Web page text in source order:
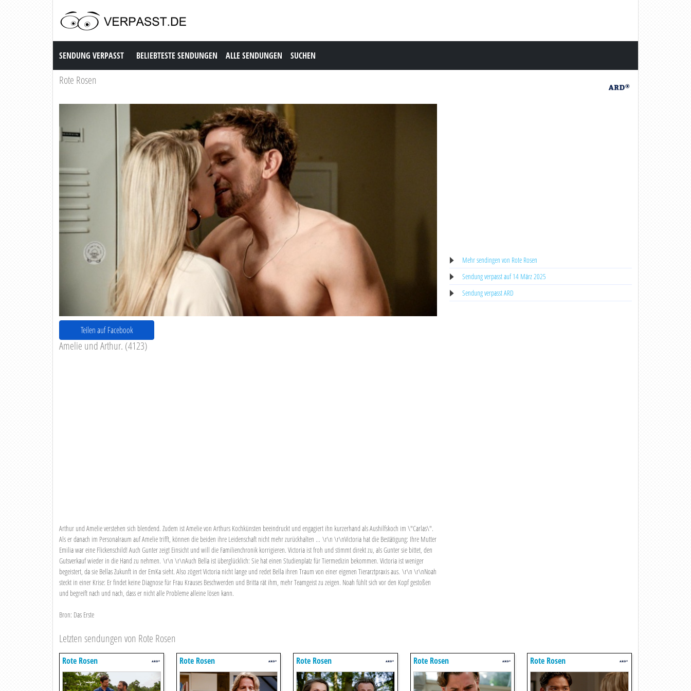
Sendung Verpasst
SENDUNG VERPASST BELIEBTESTE SENDUNGEN ALLE SENDUNGEN SUCHEN
Rote Rosen
Teilen auf Facebook
Amelie und Arthur. (4123)
Arthur und Amelie verstehen sich blendend. Zudem ist Amelie von Arthurs Kochkünsten beeindruckt und engagiert ihn kurzerhand als Aushilfskoch im \"Carlas\".
Als er danach im Personalraum auf Amelie trifft, können die beiden ihre Leidenschaft nicht mehr zurückhalten ... \r\n \r\nVictoria hat die Bestätigung: Ihre Mutter
Emilia war eine Flickenschild! Auch Gunter zeigt Einsicht und will die Familienchronik korrigieren. Victoria ist froh und stimmt direkt zu, als Gunter sie bittet, den
Gutsverkauf wieder in die Hand zu nehmen. \r\n \r\nAuch Bella ist überglücklich: Sie hat einen Studienplatz für Tiermedizin bekommen. Victoria ist weniger
begeistert, da sie Bellas Zukunft in der EmKa sieht. Also zögert Victoria nicht lange und redet Bella ihren Traum von einer eigenen Tierarztpraxis aus. \r\n \r\nNoah
steckt in einer Krise: Er findet keine Diagnose für Frau Krauses Beschwerden und Britta rät ihm, mehr Teamgeist zu zeigen. Noah fühlt sich vor den Kopf gestoßen
und begreift nach und nach, dass er nicht alle Probleme alleine lösen kann.
Bron: Das Erste
Mehr sendingen von Rote Rosen
Sendung verpasst auf 14 März 2025
Sendung verpasst ARD
Letzten sendungen von Rote Rosen
Rote Rosen Rote Rosen Rote Rosen Rote Rosen Rote Rosen